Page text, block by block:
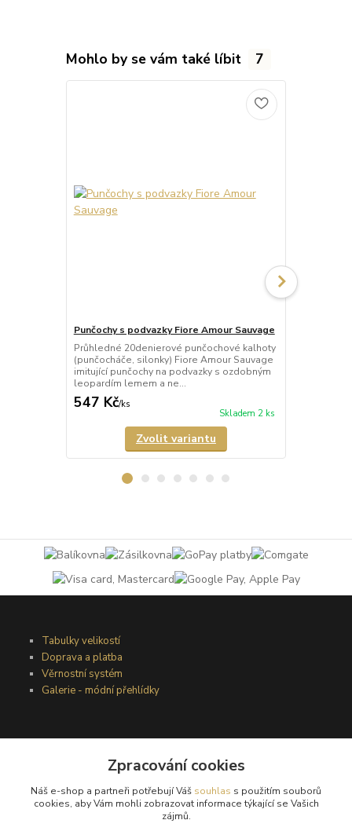
Mohlo by se vám také líbit 7
Punčochy s podvazky Fiore Amour Sauvage
Průhledné 20denierové punčochové kalhoty
(punčocháče, silonky) Fiore Amour Sauvage
imitující punčochy na podvazky s ozdobným
leopardím lemem a ne...
547 Kč/ks
Skladem 2 ks
Zvolit variantu
Tabulky velikostí
Doprava a platba
Věrnostní systém
Galerie - módní přehlídky
Obchodní podmínky
Ochrana osobních údajů
Kontakty
Zpracování cookies
Náš e-shop a partneři potřebují Váš souhlas s použitím souborů
cookies, aby Vám mohli zobrazovat informace týkající se Vašich
zájmů.